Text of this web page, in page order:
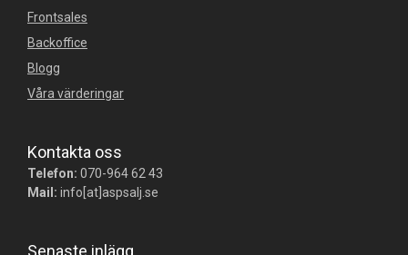
Frontsales
Backoffice
Blogg
Våra värderingar
Kontakta oss
Telefon: 070-964 62 43
Mail: info[at]aspsalj.se
Senaste inlägg